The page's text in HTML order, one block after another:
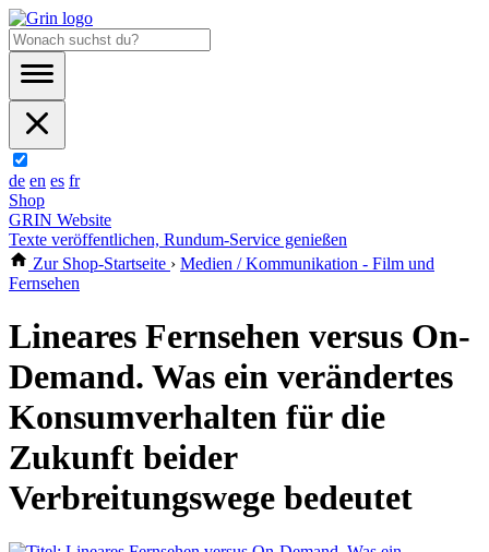
de en es fr
Shop
GRIN Website
Texte veröffentlichen, Rundum-Service genießen
Zur Shop-Startseite › Medien / Kommunikation - Film und
Fernsehen
Lineares Fernsehen versus On-
Demand. Was ein verändertes
Konsumverhalten für die
Zukunft beider
Verbreitungswege bedeutet